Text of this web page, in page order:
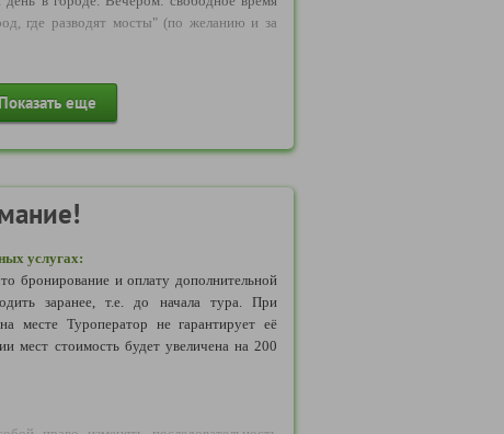
маршруте
автобус,микроавтобус, минивэн,
водный транспорт и другое(в
транспортного средства определяется
от обозначенного на схеме на сайте
автобус как большей, так и меньшей
где разводят мосты" (по желанию и за
в Выборг. Обзорная экскурсия по городу.
замка. Обзорная экскурсия по парку
и за доп. плату)*. Сбор группы.
Показать еще
услугах:
бронирование и оплату дополнительной
заранее, т.е. до начала тура. При
месте Туроператор не гарантирует её
мест стоимость будет увеличена на 200